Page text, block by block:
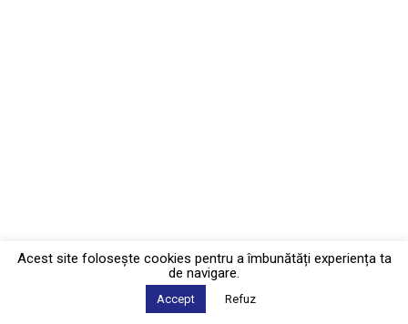
Acest site foloseşte cookies pentru a îmbunătăți experiența ta
de navigare.
Accept Refuz